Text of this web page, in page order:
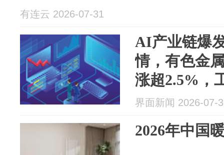
有连云 2026-07-31
AI产业链爆
情，有色金
涨超2.5%，
(515040)涨
界面新闻 2026-07-
2026年中国